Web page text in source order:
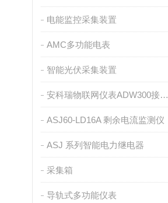
电能监控采集装置
AMC多功能电表
智能光伏采集装置
安科瑞物联网仪表ADW300接入ONENET平台介绍
ASJ60-LD16A 剩余电流监测仪
ASJ 系列智能电力继电器
采集箱
导轨式多功能仪表